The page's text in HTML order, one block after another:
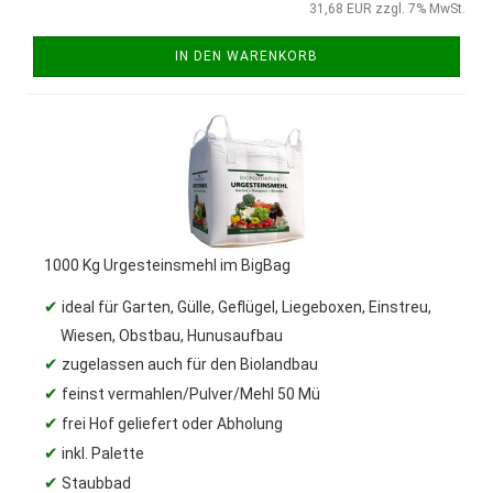
31,68 EUR zzgl. 7% MwSt.
IN DEN WARENKORB
1000 Kg Urgesteinsmehl im BigBag
✔ ideal für Garten, Gülle, Geflügel, Liegeboxen, Einstreu,
Wiesen, Obstbau, Hunusaufbau
✔ zugelassen auch für den Biolandbau
✔ feinst vermahlen/Pulver/Mehl 50 Mü
✔ frei Hof geliefert oder Abholung
✔ inkl. Palette
✔ Staubbad